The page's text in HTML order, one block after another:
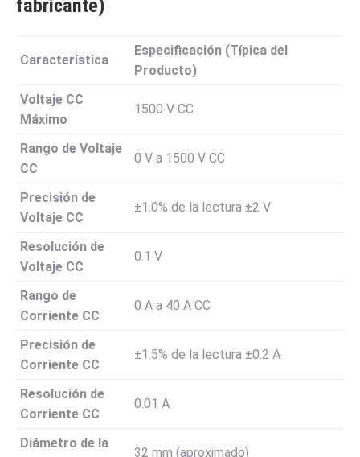
fabricante)
Característica
Especificación (Típica del
Producto)
Voltaje CC
Máximo
1500 V CC
Rango de Voltaje
CC
0 V a 1500 V CC
Precisión de
Voltaje CC
±1.0% de la lectura ±2 V
Resolución de
Voltaje CC
0.1 V
Rango de
Corriente CC
0 A a 40 A CC
Precisión de
Corriente CC
±1.5% de la lectura ±0.2 A
Resolución de
Corriente CC
0.01 A
Diámetro de la
32 mm (aproximado)